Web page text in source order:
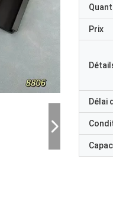
Prix
Délai